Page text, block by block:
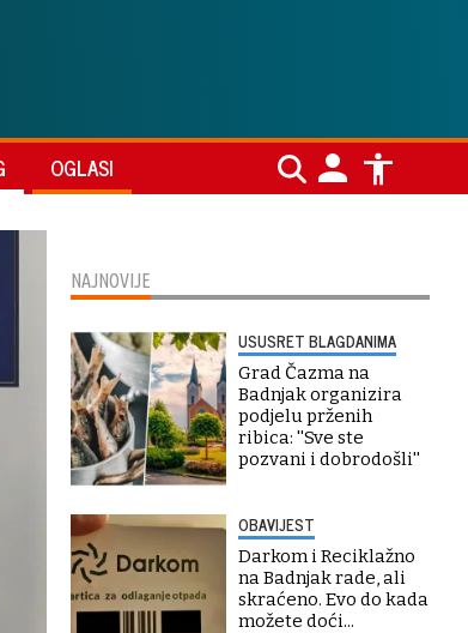
OGLASI
NAJNOVIJE
USUSRET BLAGDANIMA
Grad Čazma na
Badnjak organizira
podjelu prženih
ribica: ''Sve ste
pozvani i dobrodošli''
OBAVIJEST
Darkom i Reciklažno
na Badnjak rade, ali
skraćeno. Evo do kada
možete doći...